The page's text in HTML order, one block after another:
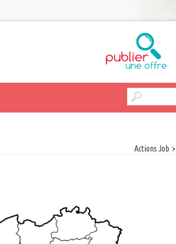
Actions Job >